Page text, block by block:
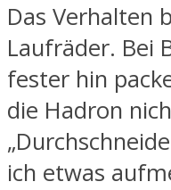
Das Verhalten
Laufräder. Bei
fester hin
die Hadron
ich etwas